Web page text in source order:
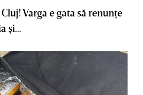
Varga e gata să renunţe
şi...